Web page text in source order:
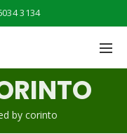
3134
by corinto